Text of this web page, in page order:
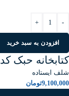
-
+
افزودن به سبد خرید
کتابخانه حبک کد SH۱۰۵۰
شلف ایستاده
9,100,000تومان